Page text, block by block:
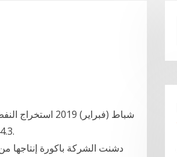
144.3 مليون طن من النفط الخام، و13.9 مليار متر مكعب من الغاز الطبيعي.